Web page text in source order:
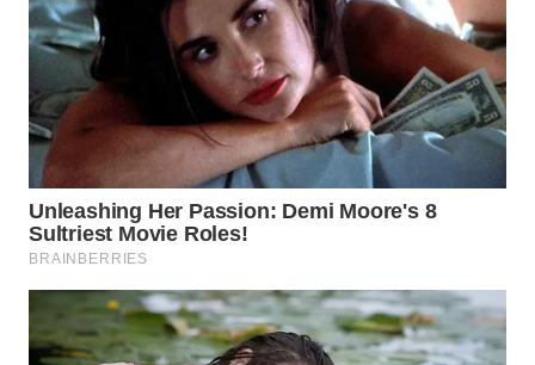
WN
MANDALIKA
WN
LIKUPANG
WN
LABUANBAJO
WN
BORNEO